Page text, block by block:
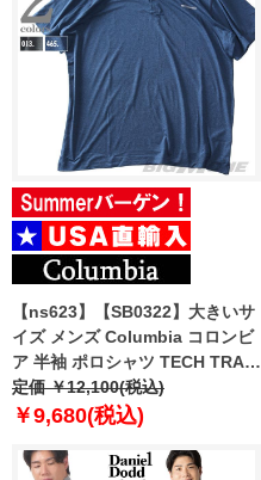
【ns623】【SB0322】大きいサ
イズ メンズ Columbia コロンビ
ア 半袖 ポロシャツ TECH TRAIL
POLO USA直輸入 1768701
定価 ￥12,100(税込)
￥9,680(税込)